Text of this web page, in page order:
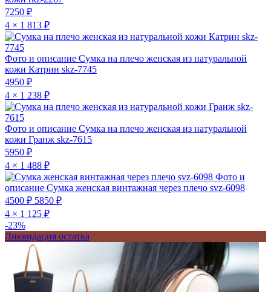
7250 ₽
4 × 1 813 ₽
Фото и описание Сумка на плечо женская из натуральной
кожи Катрин skz-7745
4950 ₽
4 × 1 238 ₽
Фото и описание Сумка на плечо женская из натуральной
кожи Гранж skz-7615
5950 ₽
4 × 1 488 ₽
Фото и
описание Сумка женская винтажная через плечо svz-6098
4500 ₽ 5850 ₽
4 × 1 125 ₽
-23%
Ликвидация остатка